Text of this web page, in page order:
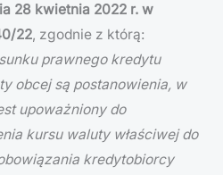
28 kwietnia 2022 r. w
22, zgodnie z którą:
prawnego kredytu
obcej są postanowienia, w
upoważniony do
kursu waluty właściwej do
kredytobiorcy